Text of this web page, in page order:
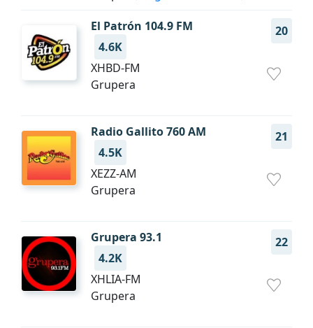
El Patrón 104.9 FM
20
4.6K
XHBD-FM
Grupera
Radio Gallito 760 AM
21
4.5K
XEZZ-AM
Grupera
Grupera 93.1
22
4.2K
XHLIA-FM
Grupera